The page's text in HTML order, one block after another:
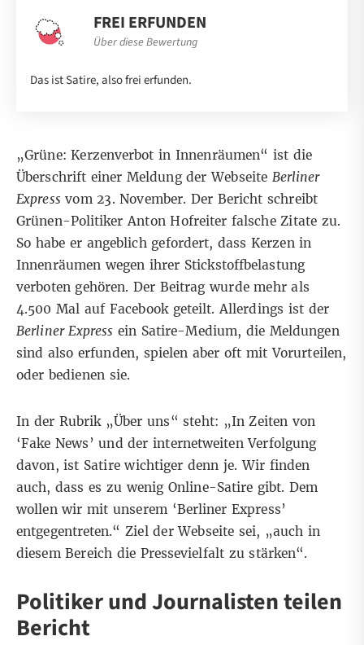
FREI ERFUNDEN
Über diese Bewertung
Das ist Satire, also frei erfunden.
„Grüne: Kerzenverbot in Innenräumen“ ist die
Überschrift einer Meldungder Webseite Berliner
Expressvom 23. November. Der Bericht schreibt
Grünen-Politiker Anton Hofreiter falsche Zitate zu.
So habe er angeblich gefordert, dass Kerzen in
Innenräumen wegen ihrer Stickstoffbelastung
verboten gehören. Der Beitrag wurde mehr als
4.500 Mal auf Facebook geteilt. Allerdings ist der
Berliner Express ein Satire-Medium, die Meldungen
sind also erfunden, spielen aber oft mit Vorurteilen,
oder bedienen sie.
In der Rubrik „Über uns“steht: „In Zeiten von
‘Fake News’ und der internetweiten Verfolgung
davon, ist Satire wichtiger denn je. Wir finden
auch, dass es zu wenig Online-Satire gibt. Dem
wollen wir mit unserem ‘Berliner Express’
entgegentreten.“ Ziel der Webseite sei, „auch in
diesem Bereich die Pressevielfalt zu stärken“.
Politiker und Journalisten teilen
Bericht